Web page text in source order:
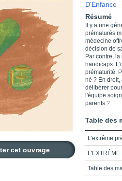
cet ouvrage
D'Enfance
Résumé
Il y a une
prématurés
médecine
décision de
Par contre,
handicaps.
prématurité.
né ? En
délibérer
l'équipe
parents ?
Table des
L'extrême
L'EXTRÊME
Table des